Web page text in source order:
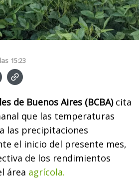
15:23
de Buenos Aires (BCBA)cita
que las temperaturas
las precipitaciones
el inicio del presente mes,
de los rendimientos
área agrícola.